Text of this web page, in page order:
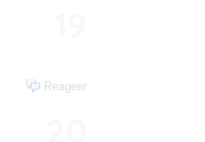
Reageer